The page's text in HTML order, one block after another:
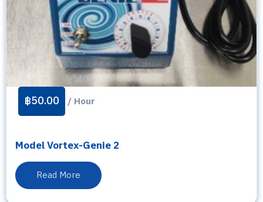
฿50.00 / Hour
Model Vortex-Genie 2
Read More